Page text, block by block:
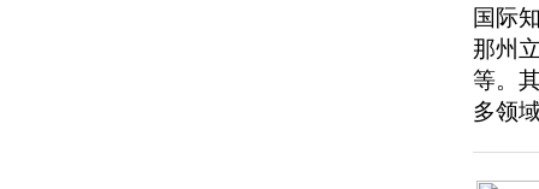
国际
那州
等。
多领